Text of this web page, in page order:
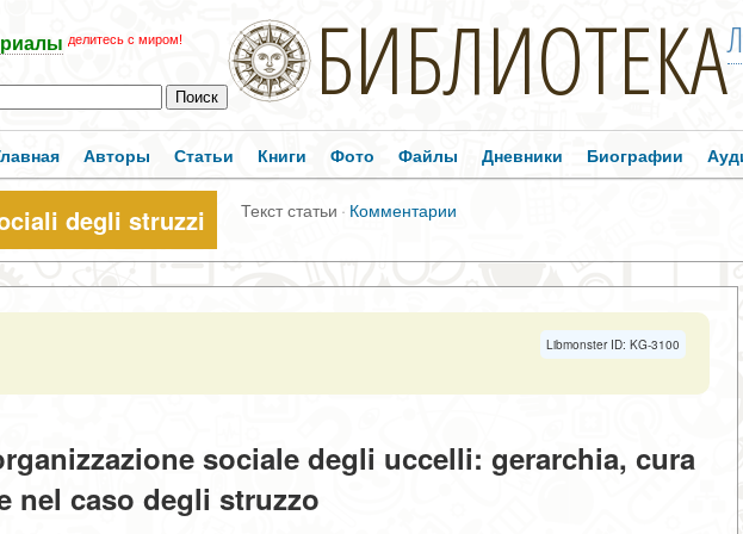
делитесь с миром! БИБЛИОТЕКА
Авторы Статьи Книги Фото Файлы Дневники Биографии
degli struzzi Текст статьи · Комментарии
Libmonster ID: KG-3100
sociale degli uccelli: gerarchia, cura
nel caso degli struzzo